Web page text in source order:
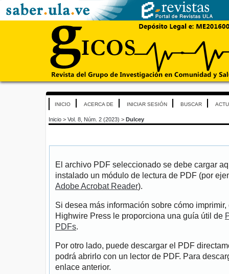
INICIO ACERCA DE INICIAR SESIÓN BUSCAR
Inicio > Vol. 8, Núm. 2 (2023) > Dulcey
El archivo PDF seleccionado se debe cargar
instalado un módulo de lectura de PDF (por
Adobe Acrobat Reader).
Si desea más información sobre cómo
Highwire Press le proporciona una guía útil de
PDFs.
Por otro lado, puede descargar el PDF
podrá abrirlo con un lector de PDF. Para
enlace anterior.